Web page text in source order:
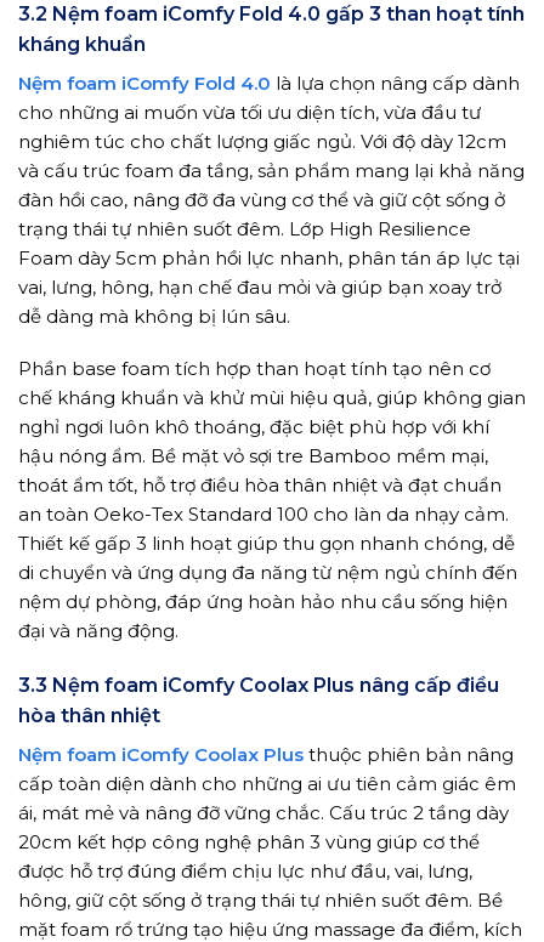
3.2 Nệm foam iComfy Fold 4.0 gấp 3 than hoạt tính
kháng khuẩn
Nệm foam iComfy Fold 4.0 là lựa chọn nâng cấp dành
cho những ai muốn vừa tối ưu diện tích, vừa đầu tư
nghiêm túc cho chất lượng giấc ngủ. Với độ dày 12cm
và cấu trúc foam đa tầng, sản phẩm mang lại khả năng
đàn hồi cao, nâng đỡ đa vùng cơ thể và giữ cột sống ở
trạng thái tự nhiên suốt đêm. Lớp High Resilience
Foam dày 5cm phản hồi lực nhanh, phân tán áp lực tại
vai, lưng, hông, hạn chế đau mỏi và giúp bạn xoay trở
dễ dàng mà không bị lún sâu.
Phần base foam tích hợp than hoạt tính tạo nên cơ
chế kháng khuẩn và khử mùi hiệu quả, giúp không gian
nghỉ ngơi luôn khô thoáng, đặc biệt phù hợp với khí
hậu nóng ẩm. Bề mặt vỏ sợi tre Bamboo mềm mại,
thoát ẩm tốt, hỗ trợ điều hòa thân nhiệt và đạt chuẩn
an toàn Oeko-Tex Standard 100 cho làn da nhạy cảm.
Thiết kế gấp 3 linh hoạt giúp thu gọn nhanh chóng, dễ
di chuyển và ứng dụng đa năng từ nệm ngủ chính đến
nệm dự phòng, đáp ứng hoàn hảo nhu cầu sống hiện
đại và năng động.
3.3 Nệm foam iComfy Coolax Plus nâng cấp điều
hòa thân nhiệt
Nệm foam iComfy Coolax Plus thuộc phiên bản nâng
cấp toàn diện dành cho những ai ưu tiên cảm giác êm
ái, mát mẻ và nâng đỡ vững chắc. Cấu trúc 2 tầng dày
20cm kết hợp công nghệ phân 3 vùng giúp cơ thể
được hỗ trợ đúng điểm chịu lực như đầu, vai, lưng,
hông, giữ cột sống ở trạng thái tự nhiên suốt đêm. Bề
mặt foam rổ trứng tạo hiệu ứng massage đa điểm, kích